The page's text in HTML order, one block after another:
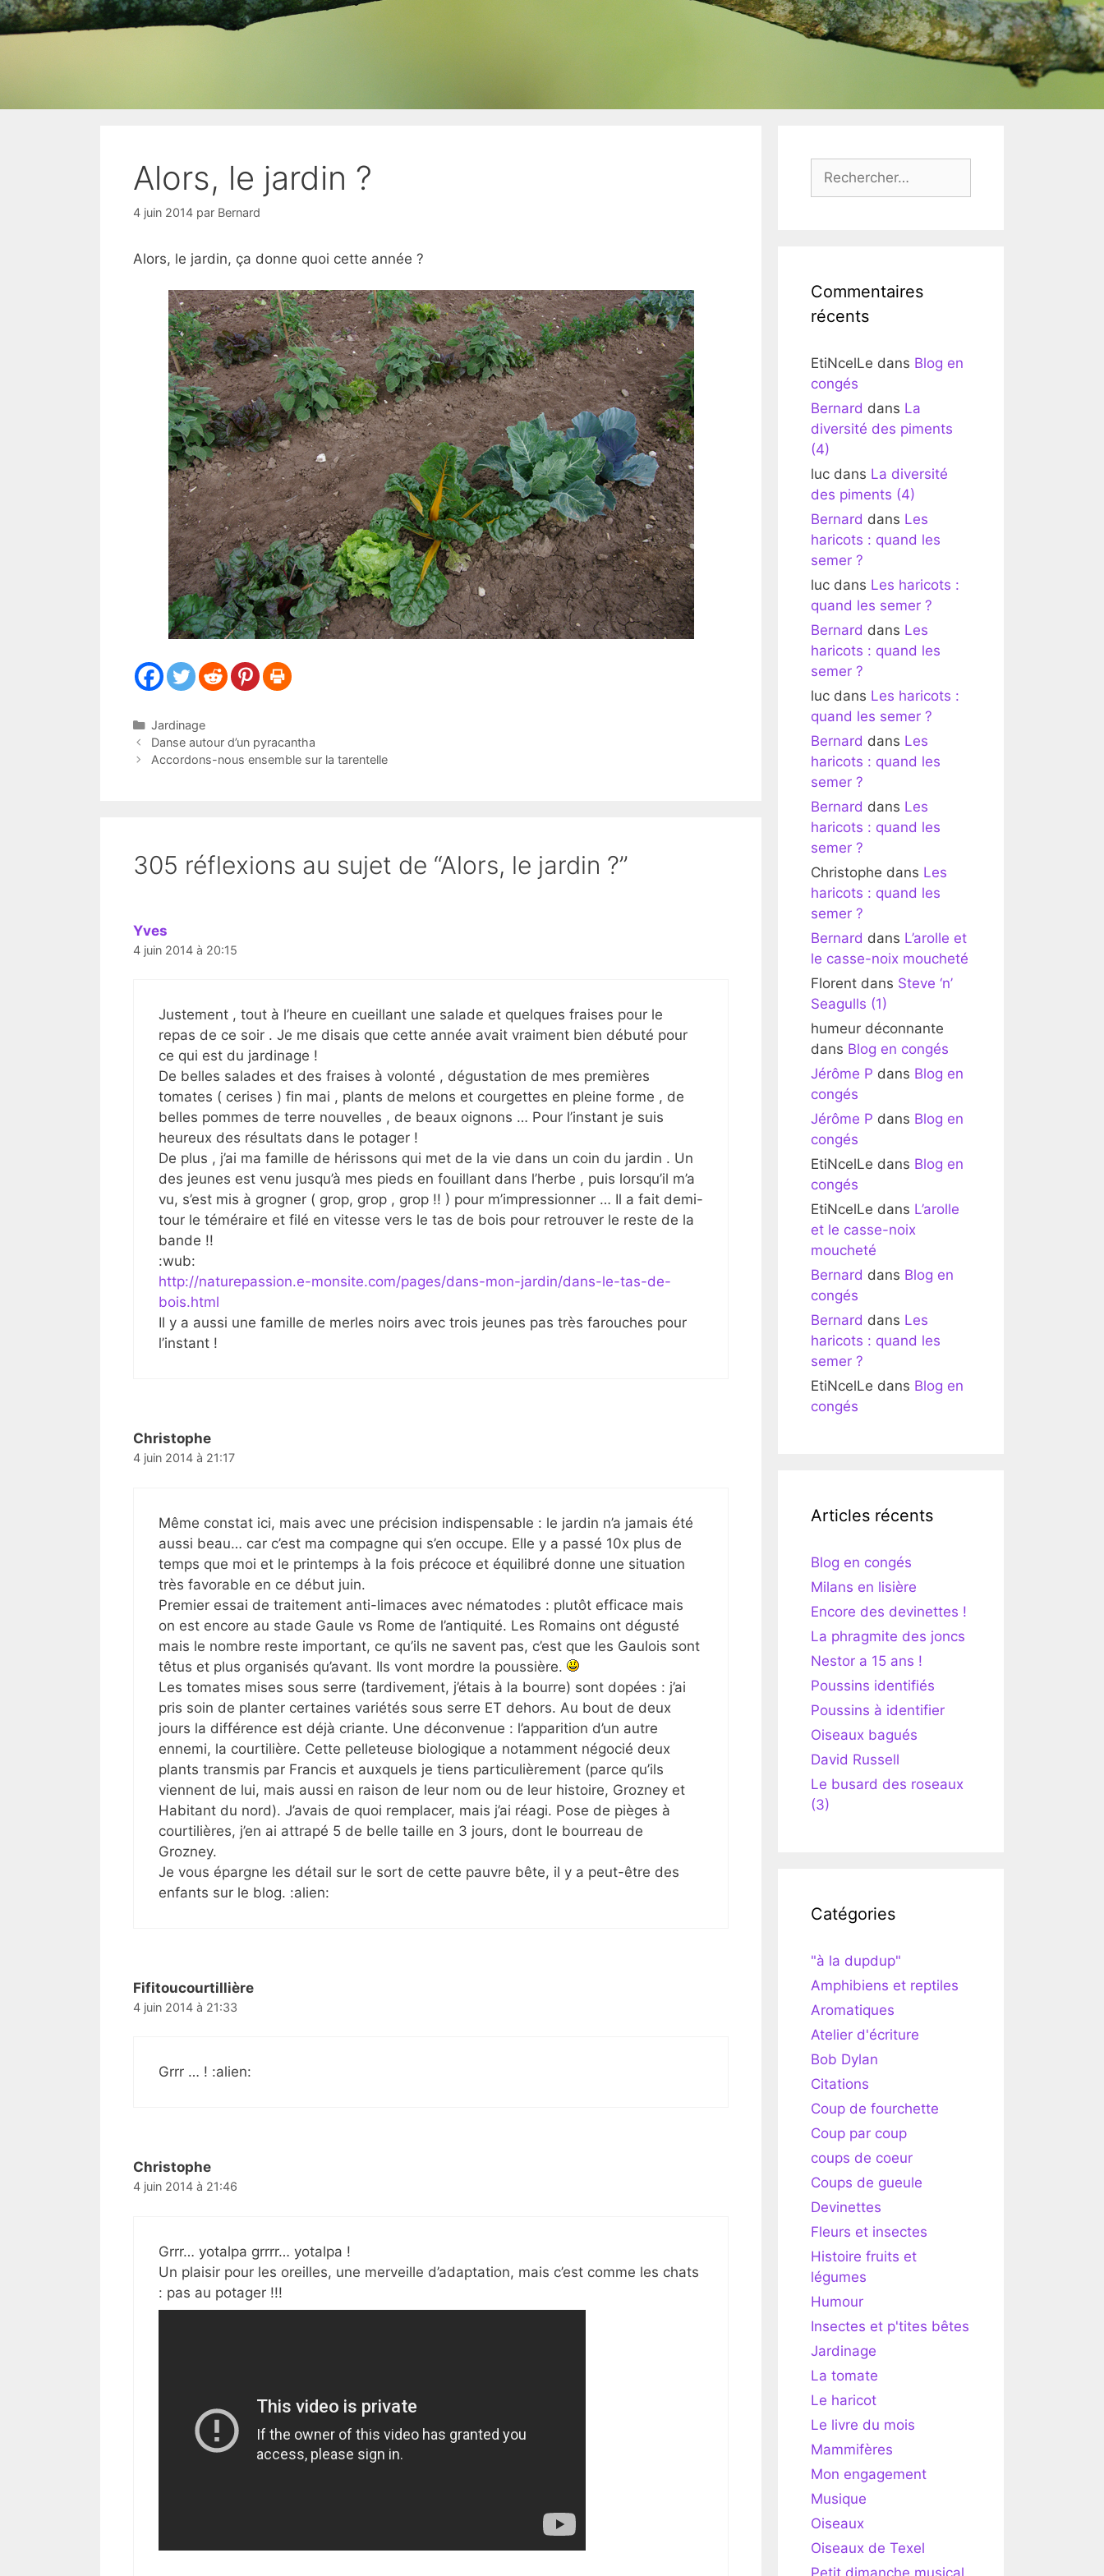
Alors, le jardin ?
4 juin 2014 par Bernard
Alors, le jardin, ça donne quoi cette année ?
Catégories
Jardinage
Danse autour d’un pyracantha
Accordons-nous ensemble sur la tarentelle
305 réflexions au sujet de “Alors, le jardin ?”
Yves
4 juin 2014 à 20:15
Justement , tout à l’heure en cueillant une salade et quelques fraises pour le
repas de ce soir . Je me disais que cette année avait vraiment bien débuté pour
ce qui est du jardinage !
De belles salades et des fraises à volonté , dégustation de mes premières
tomates ( cerises ) fin mai , plants de melons et courgettes en pleine forme , de
belles pommes de terre nouvelles , de beaux oignons … Pour l’instant je suis
heureux des résultats dans le potager !
De plus , j’ai ma famille de hérissons qui met de la vie dans un coin du jardin . Un
des jeunes est venu jusqu’à mes pieds en fouillant dans l’herbe , puis lorsqu’il m’a
vu, s’est mis à grogner ( grop, grop , grop !! ) pour m’impressionner … Il a fait demi-
tour le téméraire et filé en vitesse vers le tas de bois pour retrouver le reste de la
bande !!
:wub:
http://naturepassion.e-monsite.com/pages/dans-mon-jardin/dans-le-tas-de-
bois.html
Il y a aussi une famille de merles noirs avec trois jeunes pas très farouches pour
l’instant !
Christophe
4 juin 2014 à 21:17
Même constat ici, mais avec une précision indispensable : le jardin n’a jamais été
aussi beau… car c’est ma compagne qui s’en occupe. Elle y a passé 10x plus de
temps que moi et le printemps à la fois précoce et équilibré donne une situation
très favorable en ce début juin.
Premier essai de traitement anti-limaces avec nématodes : plutôt efficace mais
on est encore au stade Gaule vs Rome de l’antiquité. Les Romains ont dégusté
mais le nombre reste important, ce qu’ils ne savent pas, c’est que les Gaulois sont
têtus et plus organisés qu’avant. Ils vont mordre la poussière.
Les tomates mises sous serre (tardivement, j’étais à la bourre) sont dopées : j’ai
pris soin de planter certaines variétés sous serre ET dehors. Au bout de deux
jours la différence est déjà criante. Une déconvenue : l’apparition d’un autre
ennemi, la courtilière. Cette pelleteuse biologique a notamment négocié deux
plants transmis par Francis et auxquels je tiens particulièrement (parce qu’ils
viennent de lui, mais aussi en raison de leur nom ou de leur histoire, Grozney et
Habitant du nord). J’avais de quoi remplacer, mais j’ai réagi. Pose de pièges à
courtilières, j’en ai attrapé 5 de belle taille en 3 jours, dont le bourreau de
Grozney.
Je vous épargne les détail sur le sort de cette pauvre bête, il y a peut-être des
enfants sur le blog. :alien:
Fifitoucourtillière
4 juin 2014 à 21:33
Grrr … ! :alien:
Christophe
4 juin 2014 à 21:46
Grrr… yotalpa grrrr… yotalpa !
Un plaisir pour les oreilles, une merveille d’adaptation, mais c’est comme les chats
: pas au potager !!!
Commentaires
récents
EtiNcelLe dans Blog en
congés
Bernard dans La
diversité des piments
(4)
luc dans La diversité
des piments (4)
Bernard dans Les
haricots : quand les
semer ?
luc dans Les haricots :
quand les semer ?
Bernard dans Les
haricots : quand les
semer ?
luc dans Les haricots :
quand les semer ?
Bernard dans Les
haricots : quand les
semer ?
Bernard dans Les
haricots : quand les
semer ?
Christophe dans Les
haricots : quand les
semer ?
Bernard dans L’arolle et
le casse-noix moucheté
Florent dans Steve ‘n’
Seagulls (1)
humeur déconnante
dans Blog en congés
Jérôme P dans Blog en
congés
Jérôme P dans Blog en
congés
EtiNcelLe dans Blog en
congés
EtiNcelLe dans L’arolle
et le casse-noix
moucheté
Bernard dans Blog en
congés
Bernard dans Les
haricots : quand les
semer ?
EtiNcelLe dans Blog en
congés
Articles récents
Blog en congés
Milans en lisière
Encore des devinettes !
La phragmite des joncs
Nestor a 15 ans !
Poussins identifiés
Poussins à identifier
Oiseaux bagués
David Russell
Le busard des roseaux
(3)
Catégories
"à la dupdup"
Amphibiens et reptiles
Aromatiques
Atelier d'écriture
Bob Dylan
Citations
Coup de fourchette
Coup par coup
coups de coeur
Coups de gueule
Devinettes
Fleurs et insectes
Histoire fruits et
légumes
Humour
Insectes et p'tites bêtes
Jardinage
La tomate
Le haricot
Le livre du mois
Mammifères
Mon engagement
Musique
Oiseaux
Oiseaux de Texel
Petit dimanche musical